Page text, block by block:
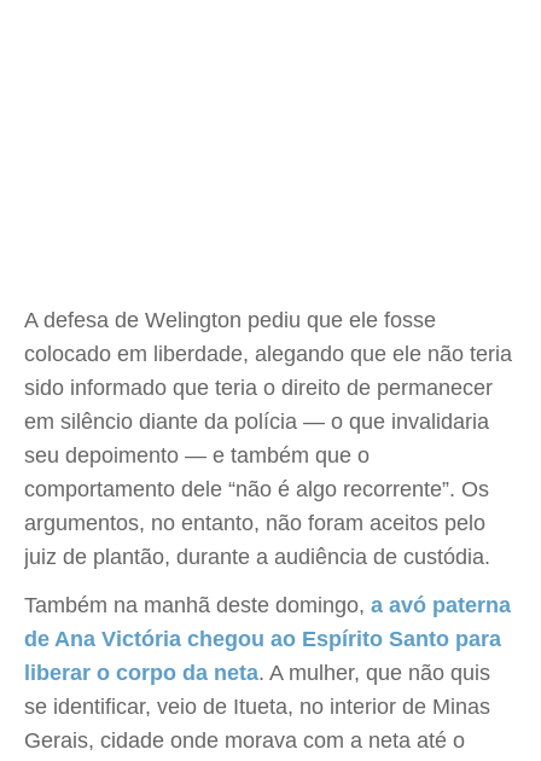
A defesa de Welington pediu que ele fosse
colocado em liberdade, alegando que ele não teria
sido informado que teria o direito de permanecer
em silêncio diante da polícia — o que invalidaria
seu depoimento — e também que o
comportamento dele “não é algo recorrente”. Os
argumentos, no entanto, não foram aceitos pelo
juiz de plantão, durante a audiência de custódia.
Também na manhã deste domingo, a avó paterna
de Ana Victória chegou ao Espírito Santo para
liberar o corpo da neta. A mulher, que não quis
se identificar, veio de Itueta, no interior de Minas
Gerais, cidade onde morava com a neta até o